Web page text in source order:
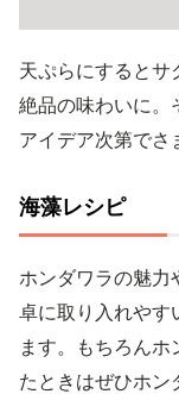
天ぷらにするとサ
絶品の味わいに。
アイデア次第でさ
海藻レシピ
ホンダワラの魅力
卓に取り入れやす
ます。もちろん
たときはぜひホン